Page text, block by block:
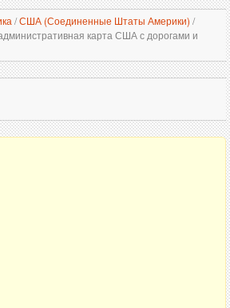
/США (Соединенные Штаты Америки) /
карта США с дорогами и